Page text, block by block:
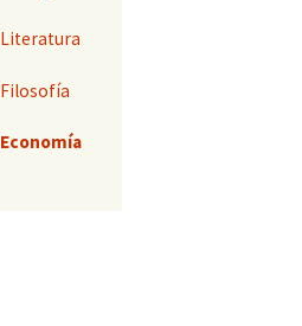
Literatura
Filosofía
Economía